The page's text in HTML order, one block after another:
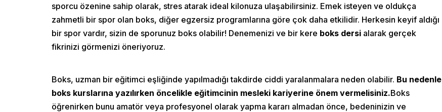
sporcu özenine sahip olarak, stres atarak ideal kilonuza ulaşabilirsiniz. Emek isteyen ve oldukça
zahmetli bir spor olan boks, diğer egzersiz programlarına göre çok daha etkilidir. Herkesin keyif aldığı
bir spor vardır, sizin de sporunuz boks olabilir! Denemenizi ve bir kere boks dersi alarak gerçek
fikrinizi görmenizi öneriyoruz.
Boks, uzman bir eğitimci eşliğinde yapılmadığı takdirde ciddi yaralanmalara neden olabilir. Bu nedenle
boks kurslarına yazılırken öncelikle eğitimcinin mesleki kariyerine önem vermelisiniz.Boks
öğrenirken bunu amatör veya profesyonel olarak yapma kararı almadan önce, bedeninizin ve